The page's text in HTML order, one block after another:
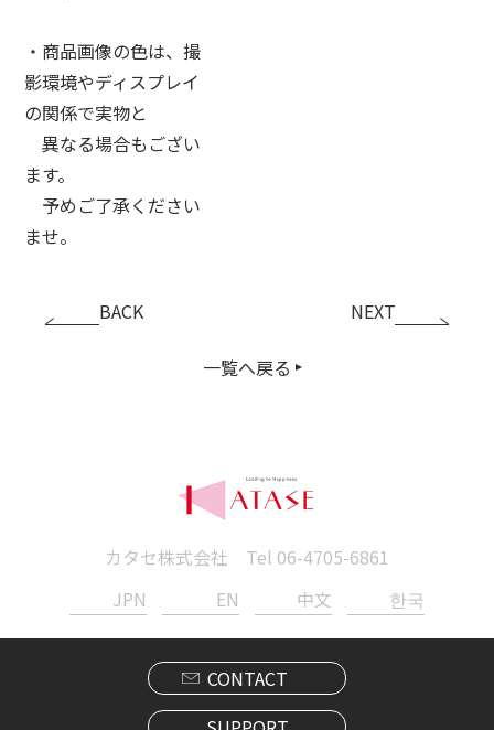
・商品画像の色は、撮
影環境やディスプレイ
の関係で実物と
異なる場合もござい
ます。
予めご了承ください
ませ。
BACK
一覧へ戻る
NEXT
カタセ株式会社 Tel 06-4705-6861
JPN
EN 中文 한국
CONTACT